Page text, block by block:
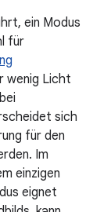
ein Modus
für
wenig Licht
sich
für den
Im
einzigen
eignet